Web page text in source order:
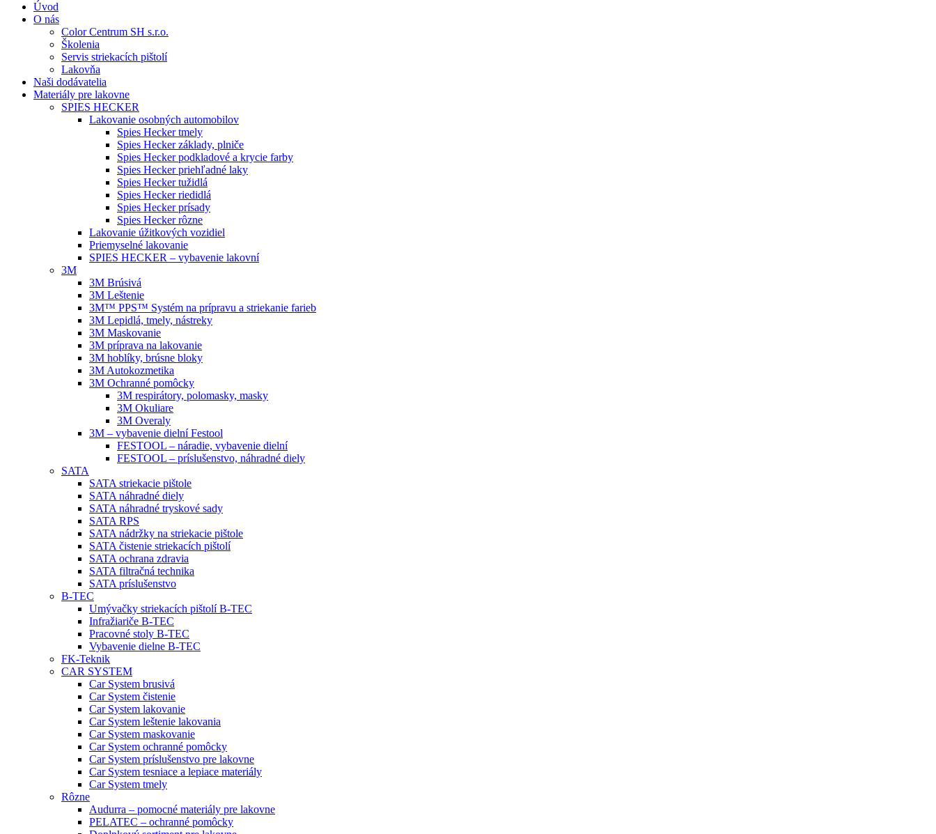
Úvod
O nás
Color Centrum SH s.r.o.
Školenia
Servis striekacích pištolí
Lakovňa
Naši dodávatelia
Materiály pre lakovne
SPIES HECKER
Lakovanie osobných automobilov
Spies Hecker tmely
Spies Hecker základy, plniče
Spies Hecker podkladové a krycie farby
Spies Hecker priehľadné laky
Spies Hecker tužidlá
Spies Hecker riedidlá
Spies Hecker prísady
Spies Hecker rôzne
Lakovanie úžitkových vozidiel
Priemyselné lakovanie
SPIES HECKER – vybavenie lakovní
3M
3M Brúsivá
3M Leštenie
3M™ PPS™ Systém na prípravu a striekanie farieb
3M Lepidlá, tmely, nástreky
3M Maskovanie
3M príprava na lakovanie
3M hoblíky, brúsne bloky
3M Autokozmetika
3M Ochranné pomôcky
3M respirátory, polomasky, masky
3M Okuliare
3M Overaly
3M – vybavenie dielní Festool
FESTOOL – náradie, vybavenie dielní
FESTOOL – príslušenstvo, náhradné diely
SATA
SATA striekacie pištole
SATA náhradné diely
SATA náhradné tryskové sady
SATA RPS
SATA nádržky na striekacie pištole
SATA čistenie striekacích pištolí
SATA ochrana zdravia
SATA filtračná technika
SATA príslušenstvo
B-TEC
Umývačky striekacích pištolí B-TEC
Infražiariče B-TEC
Pracovné stoly B-TEC
Vybavenie dielne B-TEC
FK-Teknik
CAR SYSTEM
Car System brusivá
Car System čistenie
Car System lakovanie
Car System leštenie lakovania
Car System maskovanie
Car System ochranné pomôcky
Car System príslušenstvo pre lakovne
Car System tesniace a lepiace materiály
Car System tmely
Rôzne
Audurra – pomocné materiály pre lakovne
PELATEC – ochranné pomôcky